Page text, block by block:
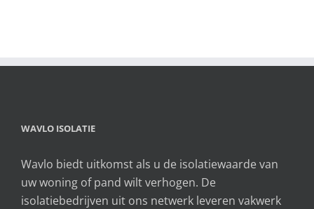
WAVLO ISOLATIE
Wavlo biedt uitkomst als u de isolatiewaarde van
uw woning of pand wilt verhogen. De
isolatiebedrijven uit ons netwerk leveren vakwerk